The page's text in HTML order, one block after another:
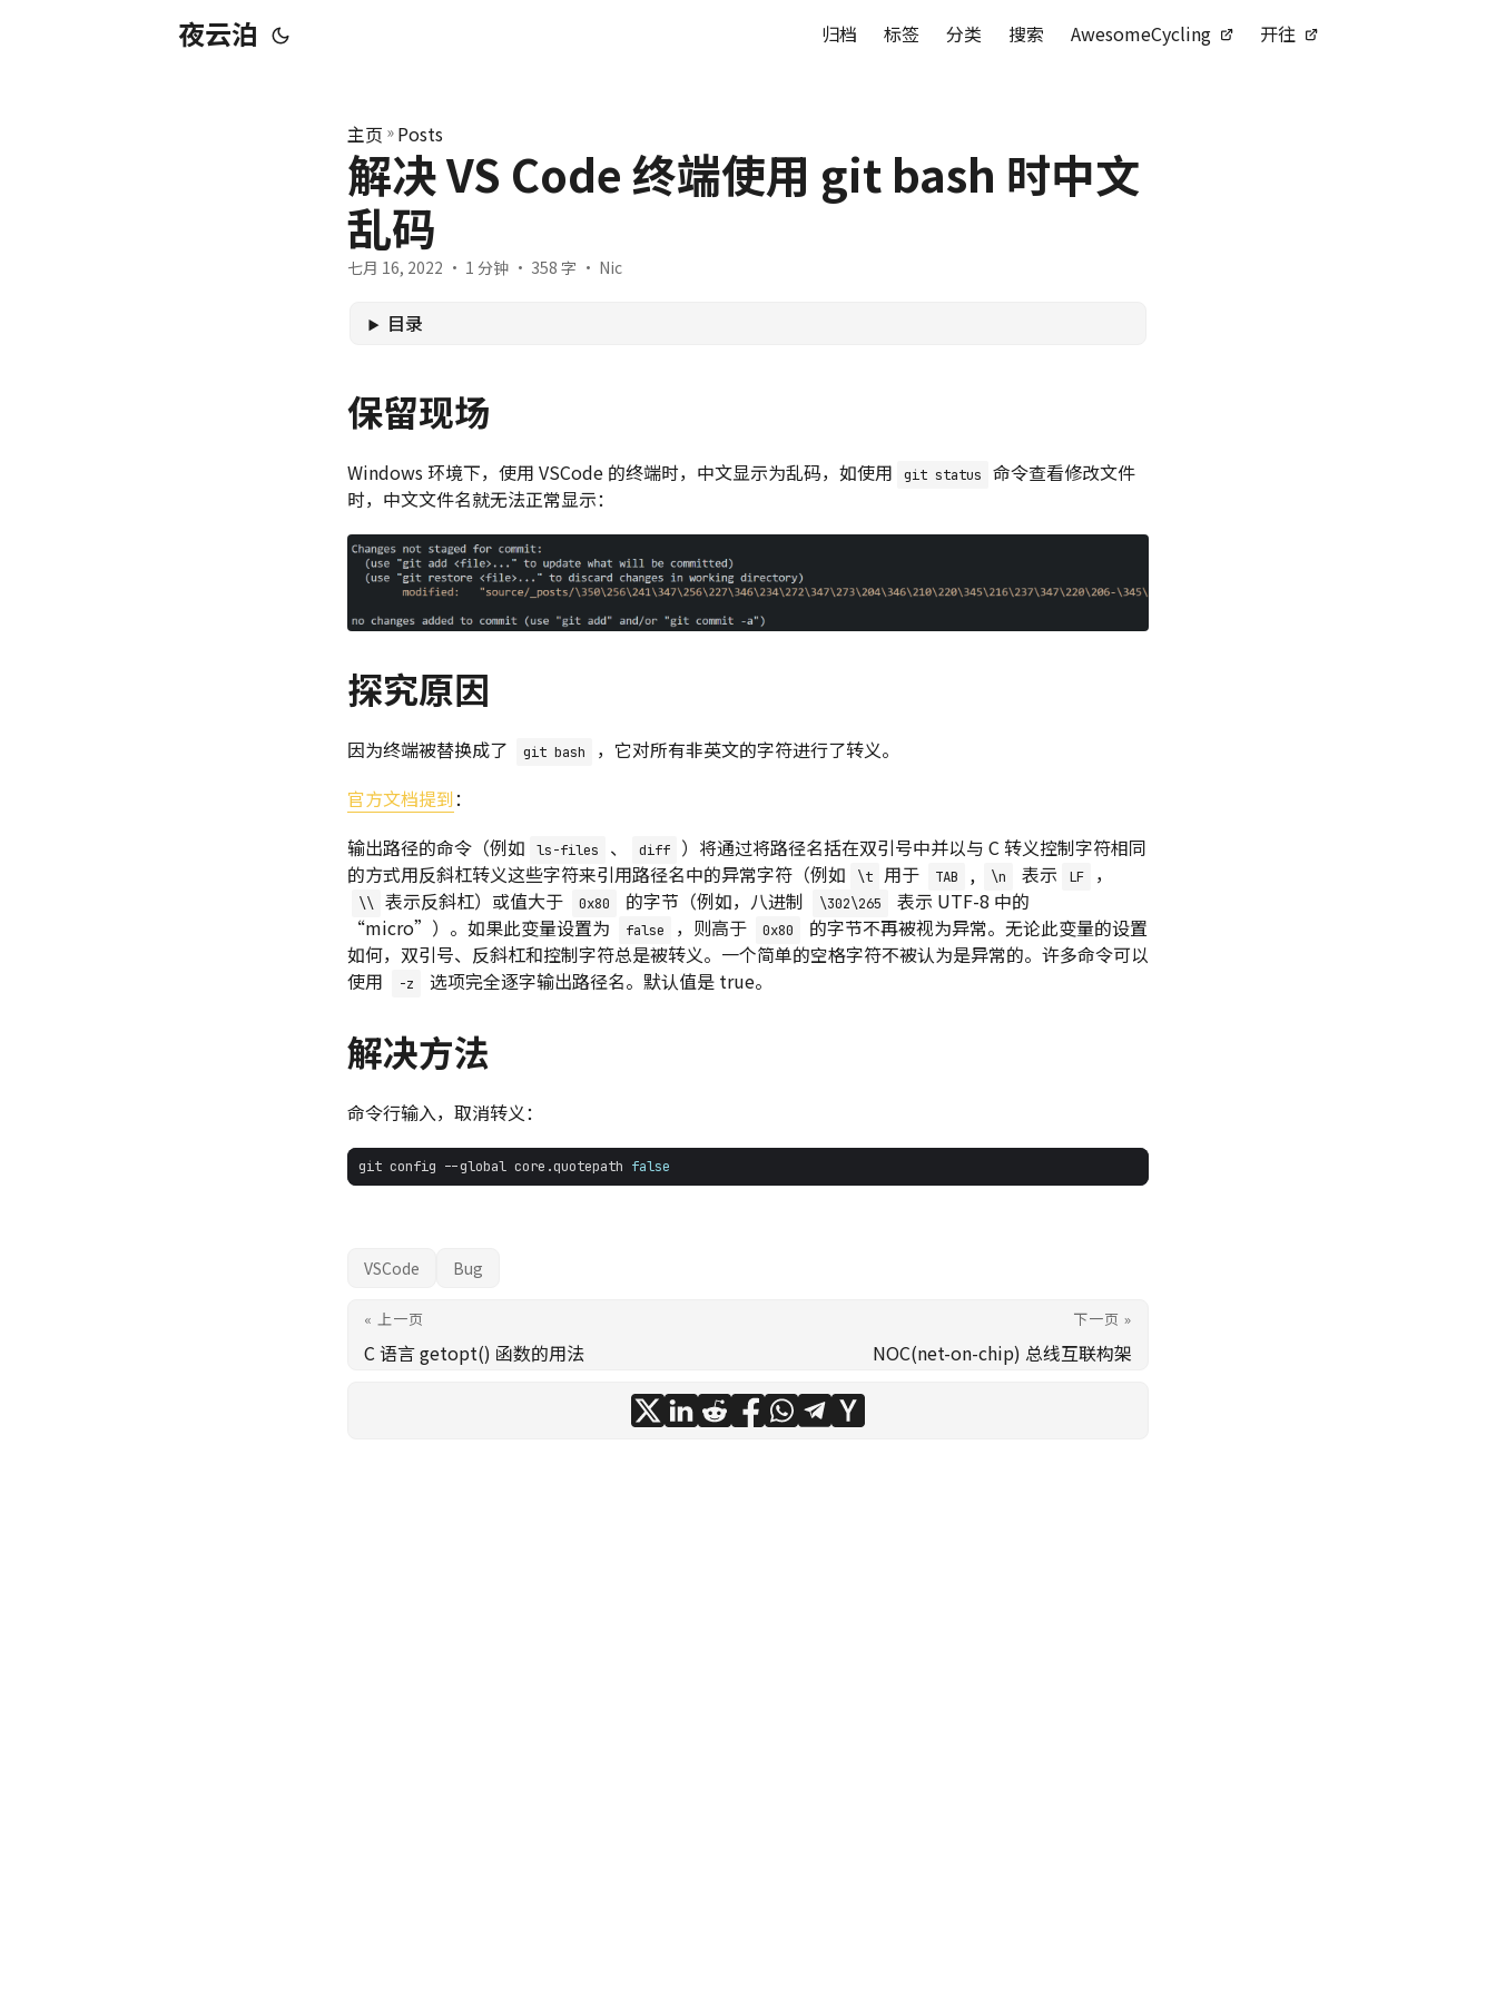
夜云泊 归档 标签 分类 搜索 AwesomeCycling 开往
主页 » Posts
解决 VS Code 终端使用 git bash 时中文
乱码
七月 16, 2022 · 1 分钟 · 358 字 · Nic
目录
保留现场
Windows 环境下，使用 VSCode 的终端时，中文显示为乱码，如使用 git status
命令查看修改文件
时，中文文件名就无法正常显示：
探究原因
因为终端被替换成了 git bash
，它对所有非英文的字符进行了转义。
官方文档提到：
输出路径的命令（例如
ls-files 、 diff
）将通过将路径名括在双引号中并以与 C 转义控制字符相同
的方式用反斜杠转义这些字符来引用路径名中的异常字符（例如
\t 用于 TAB , \n 表示 LF ，
\\ 表示反斜杠）或值大于 0x80 的字节（例如，八进制 \302\265
表示 UTF-8 中的
“micro”）。如果此变量设置为
false ，则高于 0x80
的字节不再被视为异常。无论此变量的设置
如何，双引号、反斜杠和控制字符总是被转义。一个简单的空格字符不被认为是异常的。许多命令可以
使用
-z 选项完全逐字输出路径名。默认值是 true。
解决方法
命令行输入，取消转义：
git config --global core.quotepath false
VSCode Bug
« 上一页
C 语言 getopt() 函数的用法
下一页 »
NOC(net-on-chip) 总线互联构架